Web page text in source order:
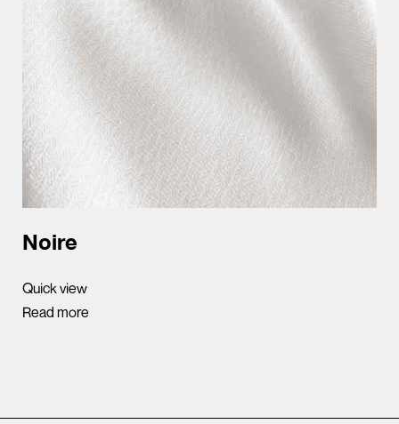
Noire
Quick view
Read more